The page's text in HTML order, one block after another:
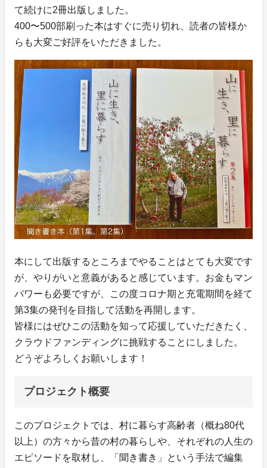
て続けに2冊出版しました。
400〜500部刷った本はすぐに売り切れ、読者の皆様か
らも大変ご好評をいただきました。
本にして出版するところまでやることはとても大変です
が、やりがいと意義があると感じています。お金もマン
パワーも必要ですが、この度コロナ期と充電期間を経て
第3集の発刊を目指して活動を再開します。
皆様にはぜひこの活動を知って応援していただきたく、
クラウドファンディングに挑戦することにしました。
どうぞよろしくお願いします！
プロジェクト概要
このプロジェクトでは、村に暮らす高齢者（概ね80代
以上）の方々から昔の村の暮らしや、それぞれの人生の
エピソードを取材し、「聞き書き」という手法で編集